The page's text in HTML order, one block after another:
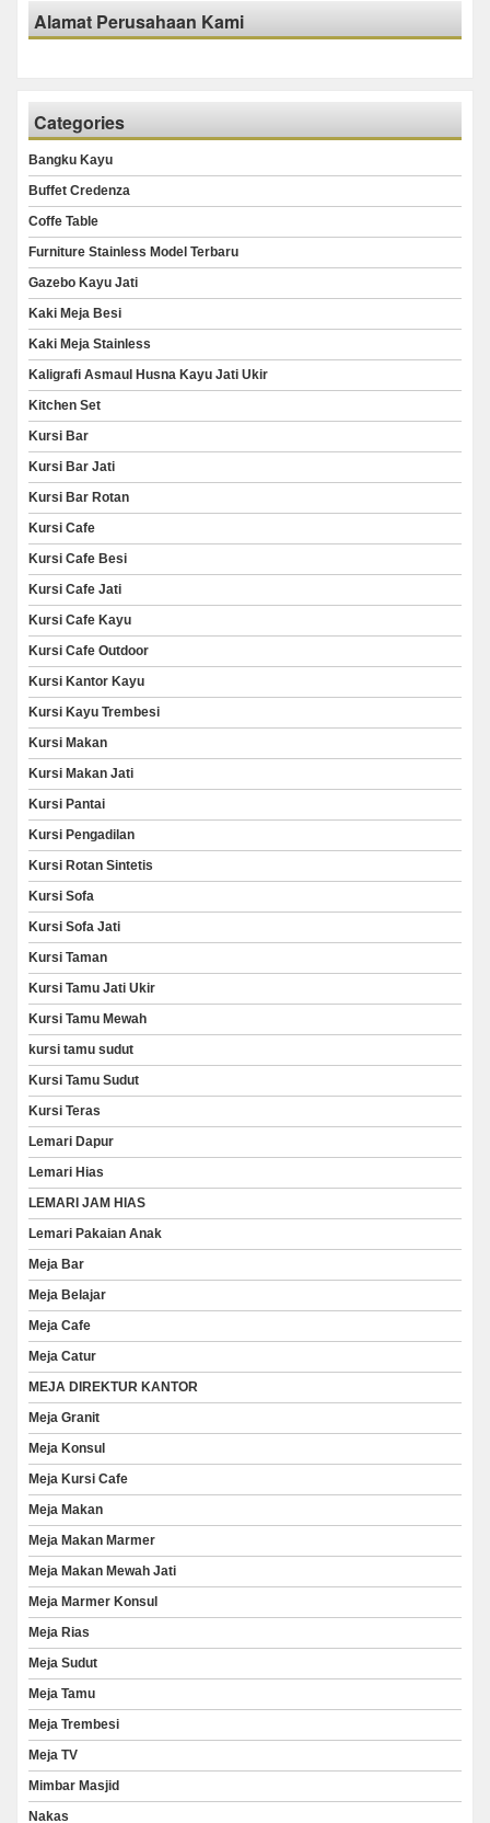
Alamat Perusahaan Kami
Categories
Bangku Kayu
Buffet Credenza
Coffe Table
Furniture Stainless Model Terbaru
Gazebo Kayu Jati
Kaki Meja Besi
Kaki Meja Stainless
Kaligrafi Asmaul Husna Kayu Jati Ukir
Kitchen Set
Kursi Bar
Kursi Bar Jati
Kursi Bar Rotan
Kursi Cafe
Kursi Cafe Besi
Kursi Cafe Jati
Kursi Cafe Kayu
Kursi Cafe Outdoor
Kursi Kantor Kayu
Kursi Kayu Trembesi
Kursi Makan
Kursi Makan Jati
Kursi Pantai
Kursi Pengadilan
Kursi Rotan Sintetis
Kursi Sofa
Kursi Sofa Jati
Kursi Taman
Kursi Tamu Jati Ukir
Kursi Tamu Mewah
kursi tamu sudut
Kursi Tamu Sudut
Kursi Teras
Lemari Dapur
Lemari Hias
LEMARI JAM HIAS
Lemari Pakaian Anak
Meja Bar
Meja Belajar
Meja Cafe
Meja Catur
MEJA DIREKTUR KANTOR
Meja Granit
Meja Konsul
Meja Kursi Cafe
Meja Makan
Meja Makan Marmer
Meja Makan Mewah Jati
Meja Marmer Konsul
Meja Rias
Meja Sudut
Meja Tamu
Meja Trembesi
Meja TV
Mimbar Masjid
Nakas